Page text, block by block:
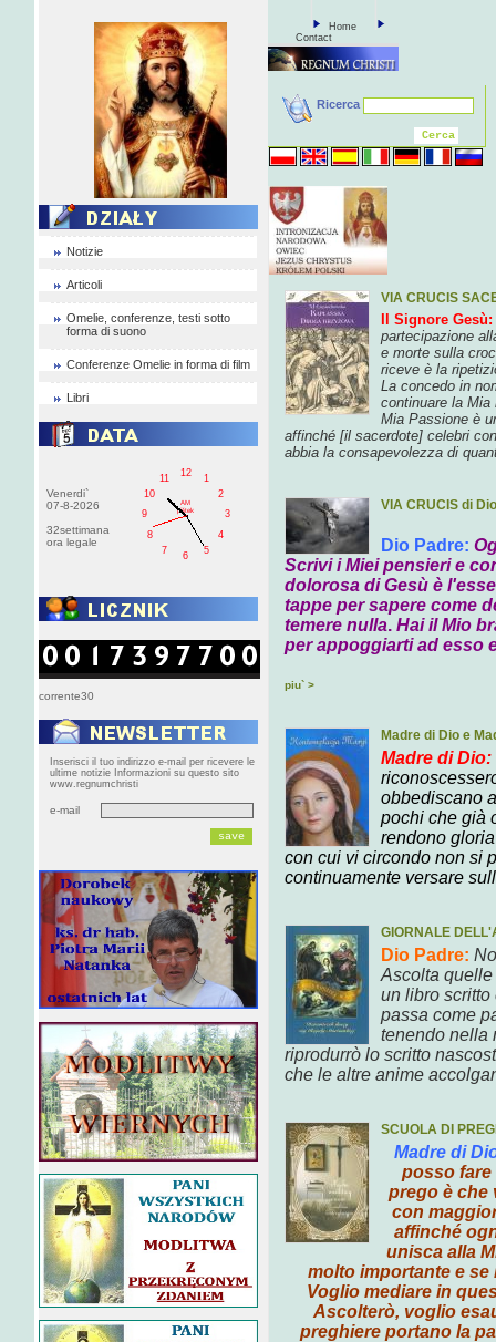
Notizie
Articoli
Omelie, conferenze, testi sotto
forma di suono
Conferenze Omelie in forma di film
Libri
Venerdi`
07-8-2026
32settimana
ora legale
1
2
3
4
5
6
7
8
9
10
11
12
AM
pištek
corrente30
Inserisci il tuo indirizzo e-mail per ricevere le
ultime notizie Informazioni su questo sito
www.regnumchristi
e-mail
Home
Contact
Ricerca
VIA CRUCIS
Il Signore Gesù:
partecipazione
e morte sulla
riceve è la
La concedo in
continuare la
Mia Passione è
affinché [il sacerdote] celebri
abbia la consapevolezza di
VIA CRUCIS di
Dio Padre:
Scrivi i Miei pensieri e
dolorosa di Gesù è
tappe per sapere come
temere nulla. Hai il Mio
per appoggiarti ad esso
piu` >
Madre di Dio e
Madre di Dio:
obbediscano
pochi che già
rendono
con cui vi circondo non si
continuamente versare
GIORNALE
Dio Padre:
Ascolta quelle
un libro scritto
passa come
tenendo nella
riprodurrò lo scritto
che le altre anime
SCUOLA DI
Madre di
posso fare
prego è che
con
affinché
unisca alla
molto importante e se
Voglio mediare in
Ascolterò, voglio
preghiere portano la